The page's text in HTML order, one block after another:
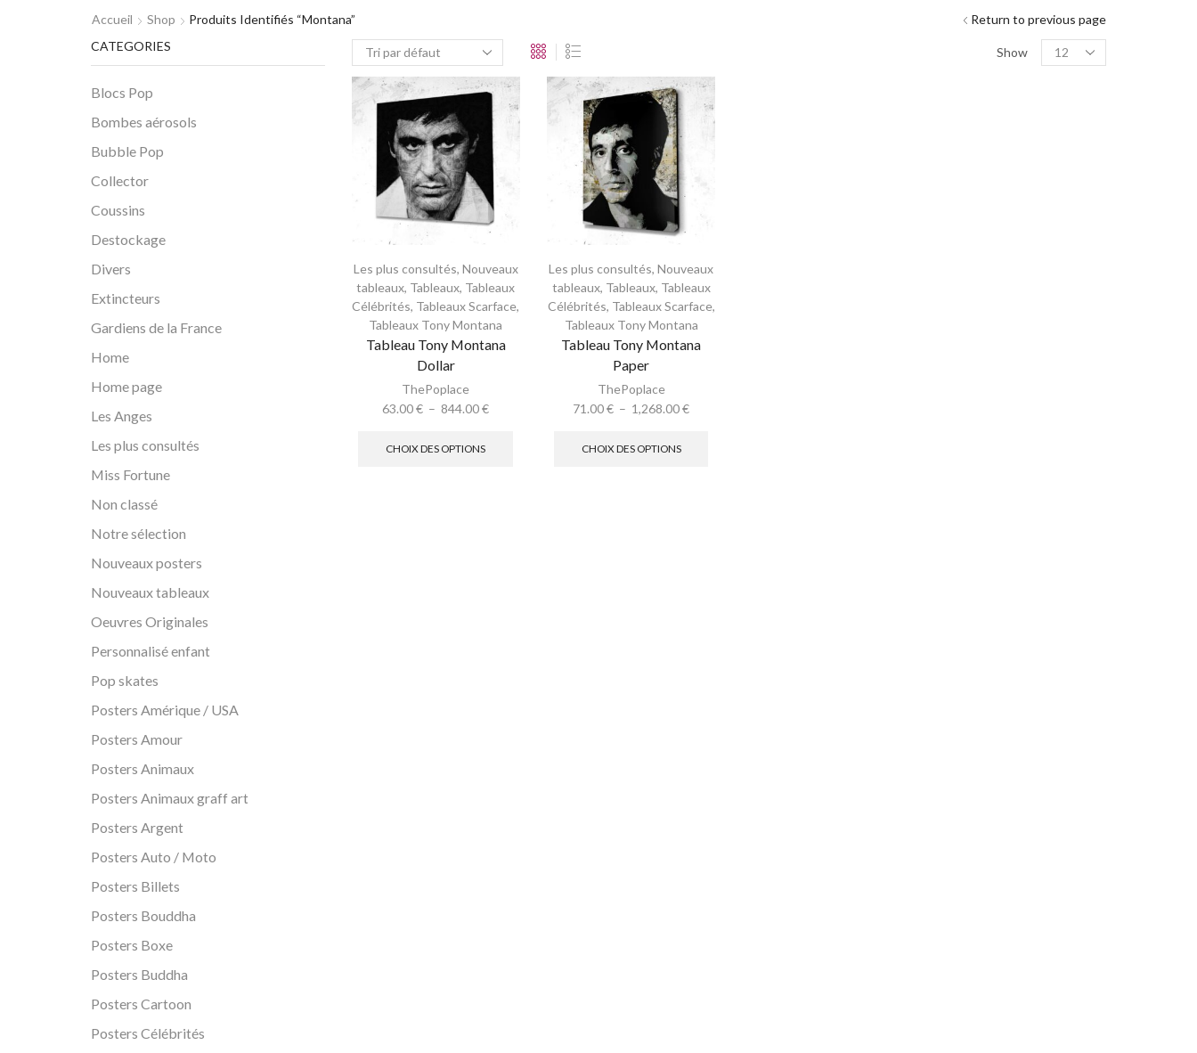
Accueil Shop Produits Identifiés “montana” Return to previous page
Show
Les plus consultés, Nouveaux
tableaux, Tableaux, Tableaux
Célébrités, Tableaux Scarface,
Tableaux Tony Montana
Tableau Tony Montana
Dollar
ThePoplace
63.00€ – 844.00€
CHOIX DES OPTIONS
Les plus consultés,Nouveaux
tableaux, Tableaux, Tableaux
Célébrités, Tableaux Scarface,
Tableaux Tony Montana
Tableau Tony Montana
Paper
ThePoplace
71.00€ – 1,268.00€
CHOIX DES OPTIONS
CATEGORIES
Blocs Pop
Bombes aérosols
Bubble Pop
Collector
Coussins
Destockage
Divers
Extincteurs
Gardiens de la France
Home
Home page
Les Anges
Les plus consultés
Miss Fortune
Non classé
Notre sélection
Nouveaux posters
Nouveaux tableaux
Oeuvres Originales
Personnalisé enfant
Pop skates
Posters Amérique / USA
Posters Amour
Posters Animaux
Posters Animaux graff art
Posters Argent
Posters Auto / Moto
Posters Billets
Posters Bouddha
Posters Boxe
Posters Buddha
Posters Cartoon
Posters Célébrités